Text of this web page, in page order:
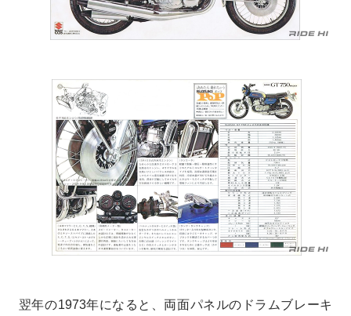
翌年の1973年になると、両面パネルのドラムブレーキ